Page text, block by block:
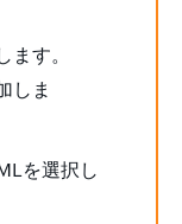
す。
を選択し